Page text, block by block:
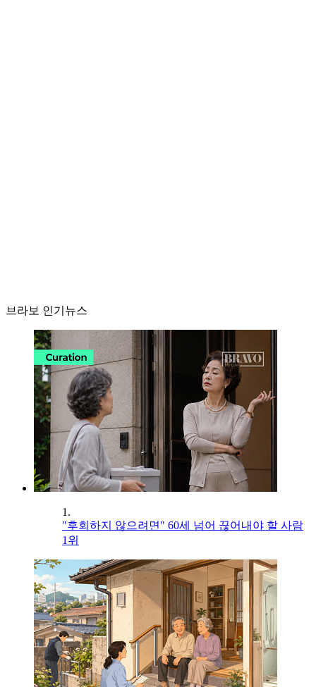
브라보 인기뉴스
1.
"후회하지 않으려면" 60세 넘어 끊어내야 할 사람
1위